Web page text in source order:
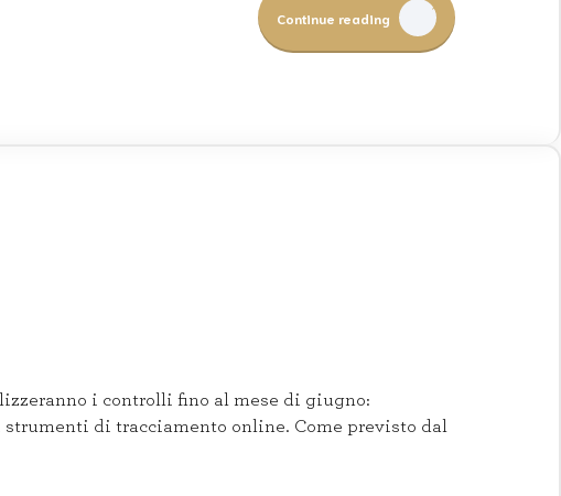
Continue reading
i controlli fino al mese di giugno:
di tracciamento online. Come previsto dal